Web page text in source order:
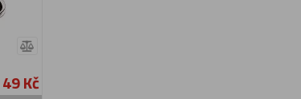
49 Kč